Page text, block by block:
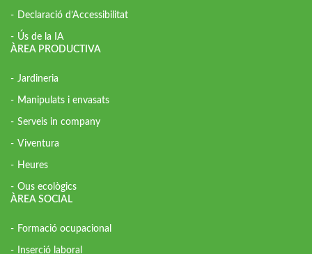
Declaració d’Accessibilitat
Ús de la IA
ÀREA PRODUCTIVA
Jardineria
Manipulats i envasats
Serveis in company
Viventura
Heures
Ous ecològics
ÀREA SOCIAL
Formació ocupacional
Inserció laboral